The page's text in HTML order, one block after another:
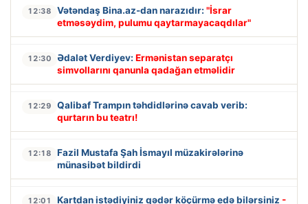
12:38 Vətəndaş Bina.az-dan narazıdır: "İsrar
etməsəydim, pulumu qaytarmayacaqdılar"
12:30 Ədalət Verdiyev: Ermənistan separatçı
simvollarını qanunla qadağan etməlidir
12:29
Qalibaf Trampın təhdidlərinə cavab verib:
qurtarın bu teatrı!
12:18
Fazil Mustafa Şah İsmayıl müzakirələrinə
münasibət bildirdi
12:01 Kartdan istədiyiniz qədər köçürmə edə bilərsiniz -